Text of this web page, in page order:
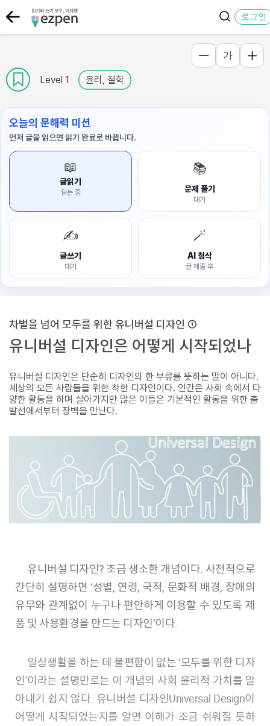
로그인
Level 1 윤리, 철학
가
오늘의 문해력 미션
먼저 글을 읽으면 읽기 완료로 바뀝니다.
📖
글읽기
읽는 중
📚
문제 풀기
대기
✍️
글쓰기
대기
🪄
AI 첨삭
글 제출 후
차별을 넘어 모두를 위한 유니버설 디자인 ①
유니버설 디자인은 어떻게 시작되었나
유니버설 디자인은 단순히 디자인의 한 부류를 뜻하는 말이 아니다.
세상의 모든 사람들을 위한 착한 디자인이다. 인간은 사회 속에서 다
양한 활동을 하며 살아가지만 많은 이들은 기본적인 활동을 위한 출
발선에서부터 장벽을 만난다.
유니버설 디자인? 조금 생소한 개념이다. 사전적으로
간단히 설명하면 ‘성별, 연령, 국적, 문화적 배경, 장애의
유무와 관계없이 누구나 편안하게 이용할 수 있도록 제
품 및 사용환경을 만드는 디자인’이다.
일상생활을 하는 데 불편함이 없는 ‘모두를 위한 디자
인’이라는 설명만로는 이 개념의 사회·윤리적 가치를 알
아내기 쉽지 않다. 유니버설 디자인Universal Design이
어떻게 시작되었는지를 알면 이해가 조금 쉬워질 듯하